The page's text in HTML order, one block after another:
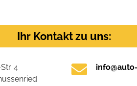
Ihr Kontakt zu uns:
4